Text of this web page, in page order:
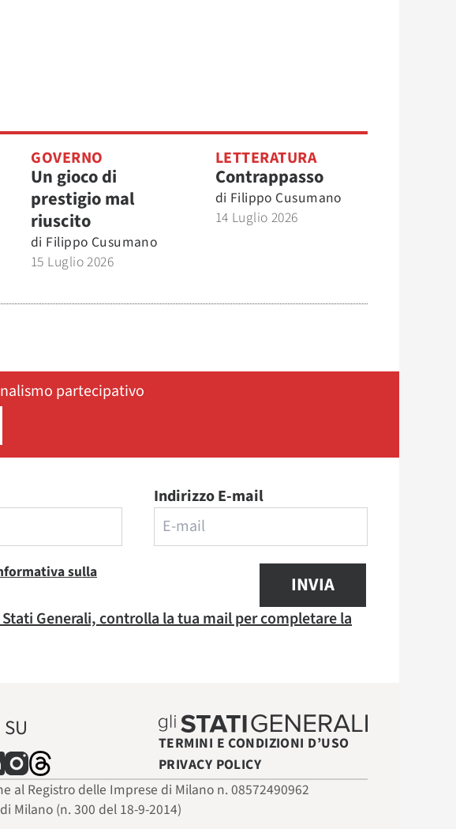
GOVERNO
Un gioco di
prestigio mal
riuscito
di Filippo Cusumano
15 Luglio 2026
LETTERATURA
Contrappasso
di Filippo Cusumano
14 Luglio 2026
partecipativo
Indirizzo E-mail
sulla
INVIA
Generali, controlla la tua mail per completare la
TERMINI E CONDIZIONI D’USO
PRIVACY POLICY
al Registro delle Imprese di Milano n. 08572490962
Milano (n. 300 del 18-9-2014)